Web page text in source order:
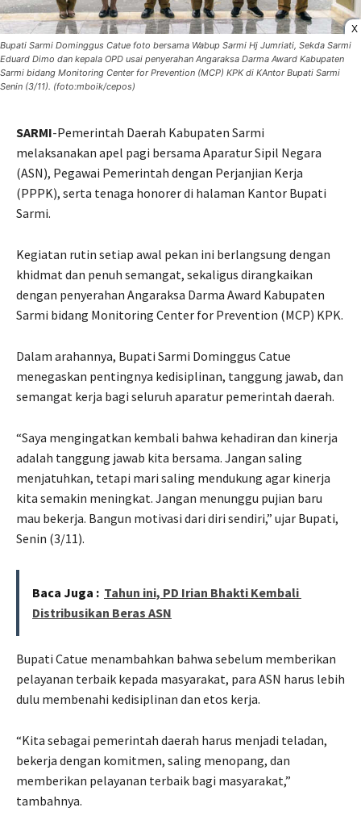
X
Bupati Sarmi Dominggus Catue foto bersama Wabup Sarmi Hj Jumriati, Sekda Sarmi
Eduard Dimo dan kepala OPD usai penyerahan Angaraksa Darma Award Kabupaten
Sarmi bidang Monitoring Center for Prevention (MCP) KPK di KAntor Bupati Sarmi
Senin (3/11). (foto:mboik/cepos)
SARMI-Pemerintah Daerah Kabupaten Sarmi
melaksanakan apel pagi bersama Aparatur Sipil Negara
(ASN), Pegawai Pemerintah dengan Perjanjian Kerja
(PPPK), serta tenaga honorer di halaman Kantor Bupati
Sarmi.
Kegiatan rutin setiap awal pekan ini berlangsung dengan
khidmat dan penuh semangat, sekaligus dirangkaikan
dengan penyerahan Angaraksa Darma Award Kabupaten
Sarmi bidang Monitoring Center for Prevention (MCP) KPK.
Dalam arahannya, Bupati Sarmi Dominggus Catue
menegaskan pentingnya kedisiplinan, tanggung jawab, dan
semangat kerja bagi seluruh aparatur pemerintah daerah.
“Saya mengingatkan kembali bahwa kehadiran dan kinerja
adalah tanggung jawab kita bersama. Jangan saling
menjatuhkan, tetapi mari saling mendukung agar kinerja
kita semakin meningkat. Jangan menunggu pujian baru
mau bekerja. Bangun motivasi dari diri sendiri,” ujar Bupati,
Senin (3/11).
Baca Juga : Tahun ini, PD Irian Bhakti Kembali
Distribusikan Beras ASN
Bupati Catue menambahkan bahwa sebelum memberikan
pelayanan terbaik kepada masyarakat, para ASN harus lebih
dulu membenahi kedisiplinan dan etos kerja.
“Kita sebagai pemerintah daerah harus menjadi teladan,
bekerja dengan komitmen, saling menopang, dan
memberikan pelayanan terbaik bagi masyarakat,”
tambahnya.